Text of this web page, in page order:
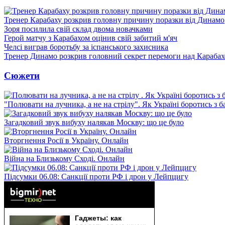
Тренер Карабаху розкрив головну причину поразки від Динамо
Зоря посилила свій склад двома новачками
Герой матчу з Карабахом оцінив свій забитий м'яч
Челсі виграв боротьбу за іспанського захисника
Тренер Динамо розкрив головний секрет перемоги над
Сюжети
"Полювати на лучника, а не на стрілу". Як Україні боротись з
Загадковий звук вибуху налякав Москву: що це було
Вторгнення Росії в Україну. Онлайн
Війна на Близькому Сході. Онлайн
Підсумки 06.08: Санкції проти РФ і дрон у Лейпцигу